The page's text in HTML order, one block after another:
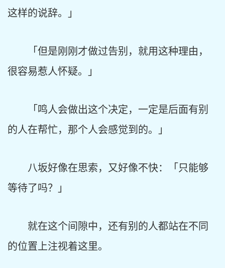
这样的说辞。」
「但是刚刚才做过告别，就用这种理由，
很容易惹人怀疑。」
「鸣人会做出这个决定，一定是后面有别
的人在帮忙，那个人会感觉到的。」
八坂好像在思索，又好像不快：「只能够
等待了吗？」
就在这个间隙中，还有别的人都站在不同
的位置上注视着这里。